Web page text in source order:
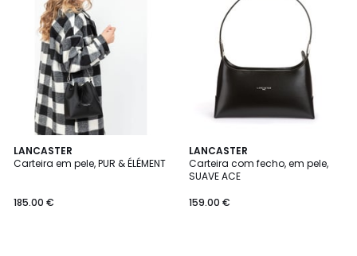
LANCASTER
Carteira em pele, PUR & ÉLÉMENT
185.00 €
2
Cores
LANCASTER
Carteira com fecho, em pele,
SUAVE ACE
159.00 €
4,5
/ 5
3
Cores